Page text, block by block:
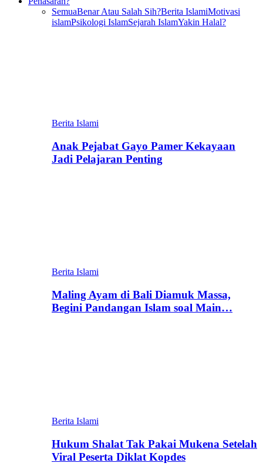
SemuaBenar Atau Salah Sih?Berita IslamiMotivasi
islamPsikologi IslamSejarah IslamYakin Halal?
Berita Islami
Anak Pejabat Gayo Pamer Kekayaan
Jadi Pelajaran Penting
Berita Islami
Maling Ayam di Bali Diamuk Massa,
Begini Pandangan Islam soal Main…
Berita Islami
Hukum Shalat Tak Pakai Mukena Setelah
Viral Peserta Diklat Kopdes